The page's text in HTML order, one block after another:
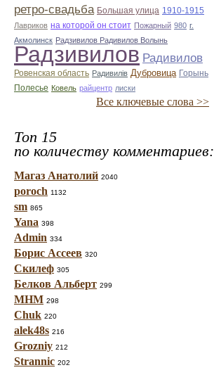
ретро-свадьба Большая улица 1910-1915
Лавриков на которой он стоит Пожарный 980 г.
Акмолинск Радзивилов Радивилов Волынь
Радзивилов Радивилов
Ровенская область Радивилiв Дубровица Горынь
Полесье Ковель райцентр лиски
Все ключевые слова >>
Топ 15
по количеству комментариев:
Магаз Анатолий 2040
poroch 1132
sm 865
Yana 398
Admin 334
Борис Ассеев 320
Скилеф 305
Белков Альберт 299
МНМ 298
Chuk 220
alek48s 216
Grozniy 212
Strannic 202